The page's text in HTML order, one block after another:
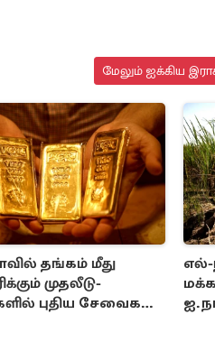
மேலும் ஐக்கிய
தங்கம் மீது
முதலீடு-
புதிய சேவைகள்
எல்-